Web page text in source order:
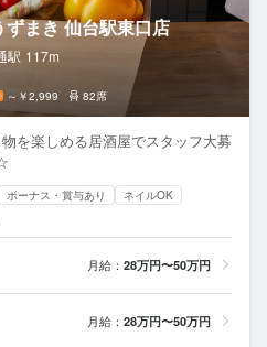
まき 仙台駅東口店
駅 117m
～￥2,999 82席
を楽しめる居酒屋でスタッフ大募
ボーナス・賞与あり
ネイルOK
月給： 28万円〜50万円
月給： 28万円〜50万円